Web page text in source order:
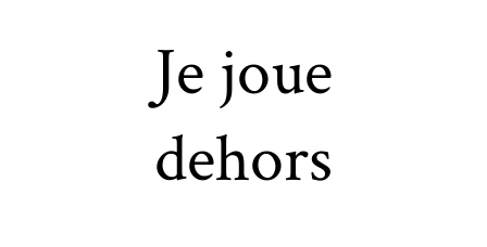
Je joue
dehors